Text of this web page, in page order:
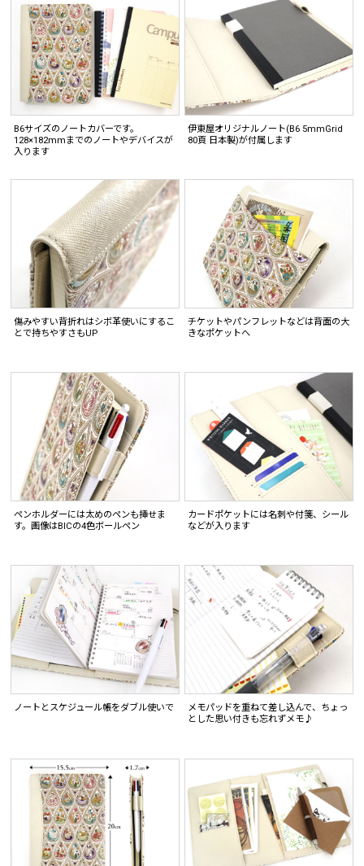
B6サイズのノートカバーです。
128×182mmまでのノートやデバイスが
入ります
伊東屋オリジナルノート(B6 5mmGrid
80頁 日本製)が付属します
傷みやすい背折れはシボ革使いにするこ
とで持ちやすさもUP
チケットやパンフレットなどは背面の大
きなポケットへ
ペンホルダーには太めのペンも挿せま
す。画像はBICの4色ボールペン
カードポケットには名刺や付箋、シール
などが入ります
ノートとスケジュール帳をダブル使いで
メモパッドを重ねて差し込んで、ちょっ
とした思い付きも忘れずメモ♪